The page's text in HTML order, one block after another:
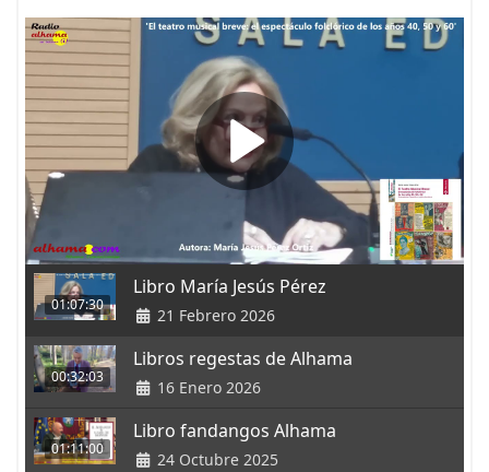
01:07:30
Libro María Jesús Pérez
21 Febrero 2026
00:32:03
Libros regestas de Alhama
16 Enero 2026
01:11:00
Libro fandangos Alhama
24 Octubre 2025